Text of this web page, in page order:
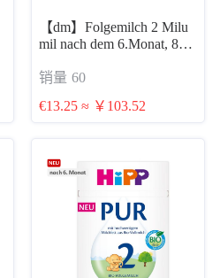
【dm】Folgemilch 2 Milu
mil nach dem 6.Monat, 800
销量 60
€13.25 ≈ ￥103.52